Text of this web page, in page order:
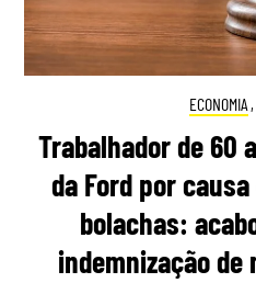
ECONOMIA ,
Trabalhador de 60
da Ford por
bolachas:
indemnização de